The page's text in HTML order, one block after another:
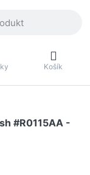
Košík
#R0115AA -